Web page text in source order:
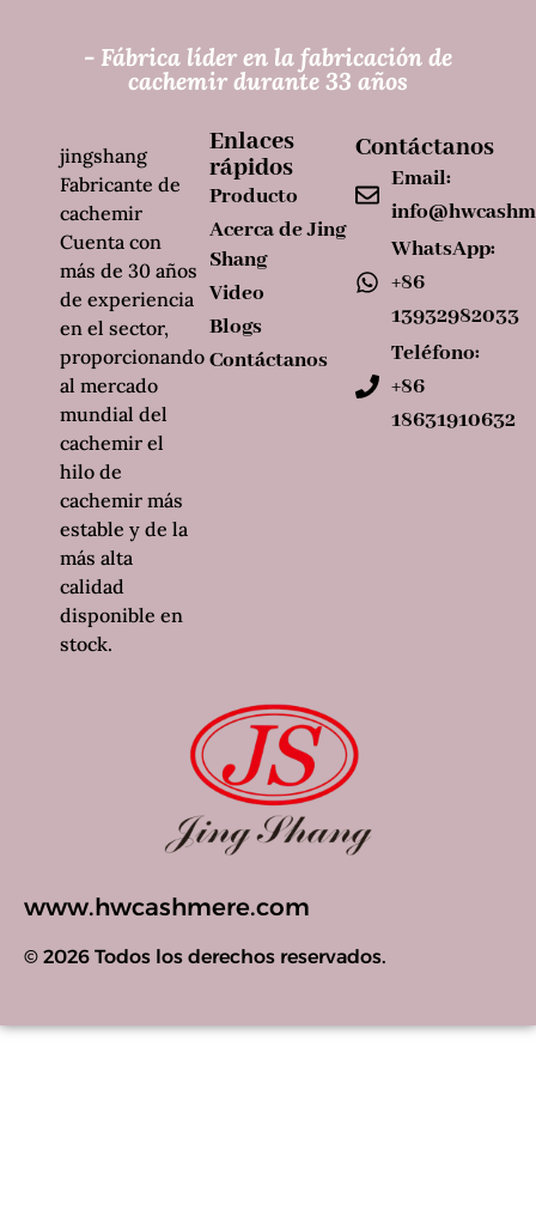
www.hwcashmere.com
© 2026 Todos los derechos reservados.
- Fábrica líder en la fabricación de
cachemir durante 33 años
Enlaces
rápidos
Producto
Acerca de Jing
Shang
Video
Blogs
Contáctanos
Contáctanos
Email:
WhatsApp:
+86
13932982033
Teléfono:
+86
18631910632
jingshang
Fabricante de
cachemir
Cuenta con
más de 30 años
de experiencia
en el sector,
proporcionando
al mercado
mundial del
cachemir el
hilo de
cachemir más
estable y de la
más alta
calidad
disponible en
stock.